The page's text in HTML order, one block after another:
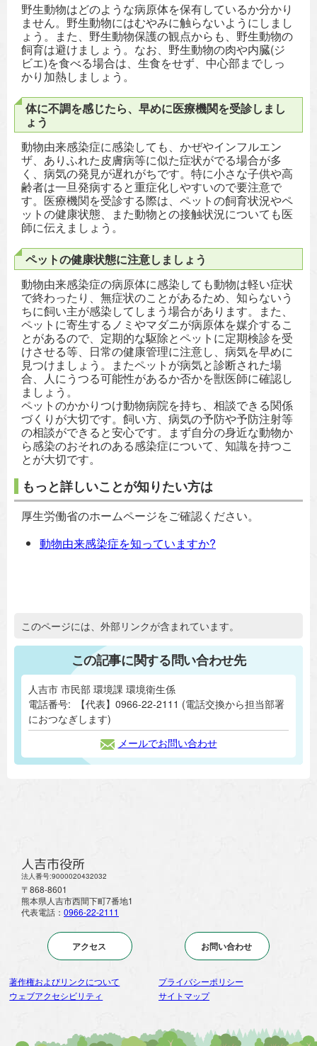
野生動物はどのような病原体を保有しているか分かり
ません。野生動物にはむやみに触らないようにしまし
ょう。また、野生動物保護の観点からも、野生動物の
飼育は避けましょう。なお、野生動物の肉や内臓(ジ
ビエ)を食べる場合は、生食をせず、中心部までしっ
かり加熱しましょう。
体に不調を感じたら、早めに医療機関を受診しまし
ょう
動物由来感染症に感染しても、かぜやインフルエン
ザ、ありふれた皮膚病等に似た症状がでる場合が多
く、病気の発見が遅れがちです。特に小さな子供や高
齢者は一旦発病すると重症化しやすいので要注意で
す。医療機関を受診する際は、ペットの飼育状況やペ
ットの健康状態、また動物との接触状況についても医
師に伝えましょう。
ペットの健康状態に注意しましょう
動物由来感染症の病原体に感染しても動物は軽い症状
で終わったり、無症状のことがあるため、知らないう
ちに飼い主が感染してしまう場合があります。また、
ペットに寄生するノミやマダニが病原体を媒介するこ
とがあるので、定期的な駆除とペットに定期検診を受
けさせる等、日常の健康管理に注意し、病気を早めに
見つけましょう。またペットが病気と診断された場
合、人にうつる可能性があるか否かを獣医師に確認し
ましょう。
ペットのかかりつけ動物病院を持ち、相談できる関係
づくりが大切です。飼い方、病気の予防や予防注射等
の相談ができると安心です。まず自分の身近な動物か
ら感染のおそれのある感染症について、知識を持つこ
とが大切です。
もっと詳しいことが知りたい方は
厚生労働省のホームページをご確認ください。
動物由来感染症を知っていますか?
追加情報：外部リンク
このページには、外部リンクが含まれています。
この記事に関する問い合わせ先
人吉市 市民部 環境課 環境衛生係
電話番号:
【代表】0966-22-2111 (電話交換から担当部署
におつなぎします)
メールでお問い合わせ
人吉市役所
法人番号:9000020432032
〒868-8601
熊本県人吉市西間下町7番地1
代表電話： 0966-22-2111
アクセス お問い合わせ
著作権およびリンクについて
プライバシーポリシー
ウェブアクセシビリティ
サイトマップ